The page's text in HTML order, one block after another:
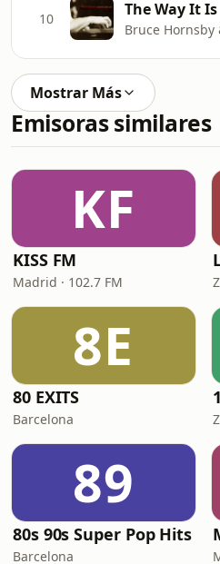
10 The Way It Is
Bruce Hornsby
Mostrar Más
Emisoras similares
KF
KISS FM
Madrid · 102.7 FM
8E
80 EXITS
Barcelona
89
80s 90s Super Pop Hits
Barcelona